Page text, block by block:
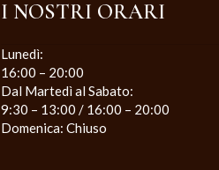
I NOSTRI ORARI
Lunedì:
16:00 – 20:00
Dal Martedì al Sabato:
9:30 – 13:00 / 16:00 – 20:00
Domenica: Chiuso